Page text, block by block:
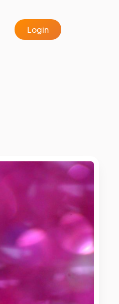
Login